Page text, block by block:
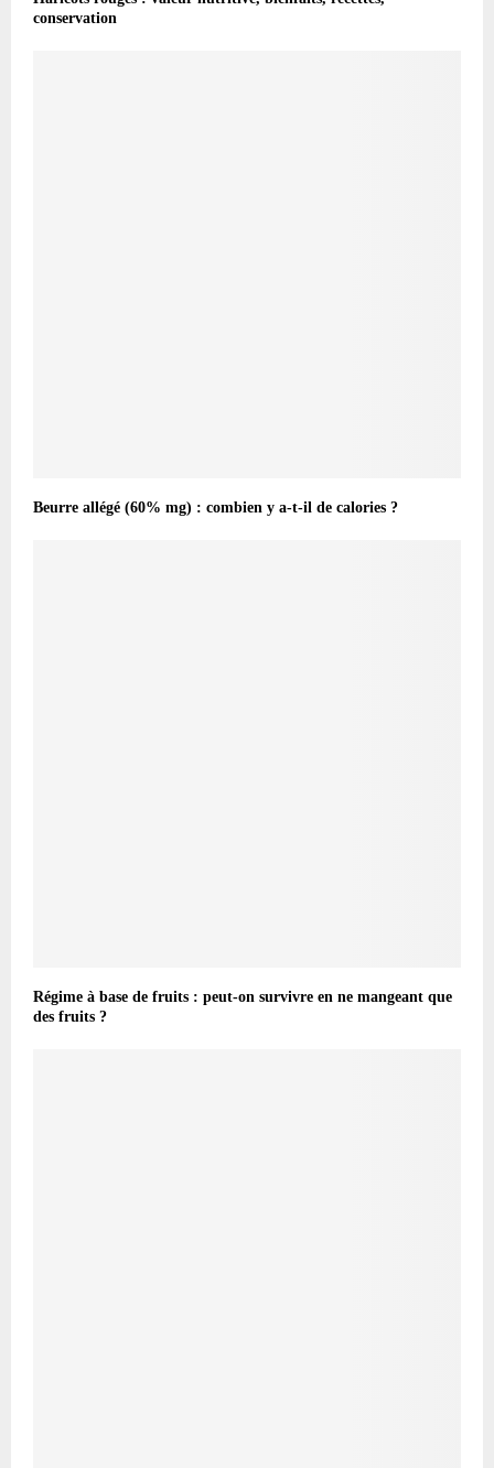
conservation
Beurre allégé (60% mg) : combien y a-t-il de calories ?
Régime à base de fruits : peut-on survivre en ne mangeant que
des fruits ?